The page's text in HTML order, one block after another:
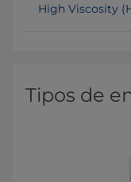
High Viscosity
Tipos de